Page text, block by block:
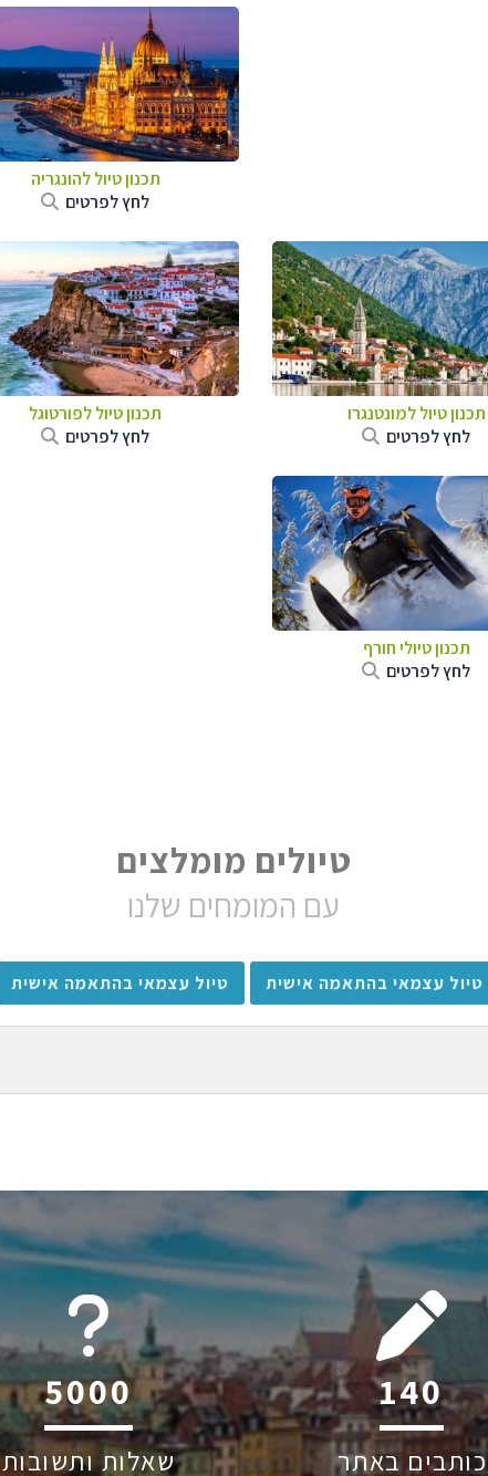
תכנון טיול להונגריה
לחץ לפרטים
תכנון טיול למונטנגרו
לחץ לפרטים
תכנון טיול לפורטוגל
לחץ לפרטים
תכנון טיולי חורף
לחץ לפרטים
טיולים מומלצים
עם המומחים שלנו
טיול עצמאי בהתאמה אישית טיול עצמאי בהתאמה אישית
6044
שאלות ותשובות
208
כותבים באתר